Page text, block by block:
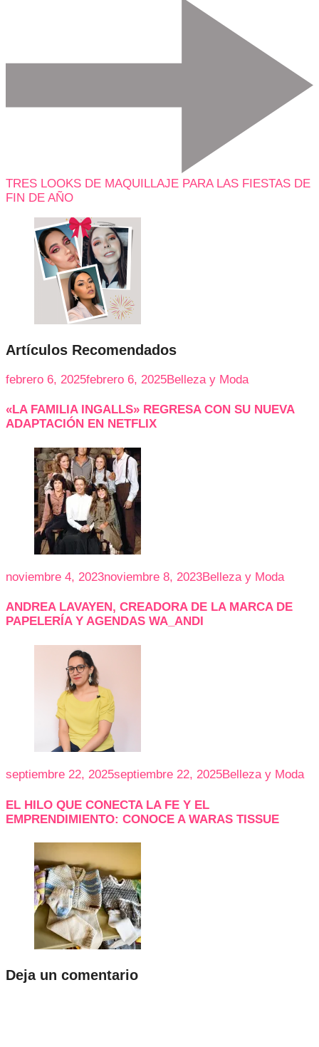
TRES LOOKS DE MAQUILLAJE PARA LAS FIESTAS DE
FIN DE AÑO
Artículos Recomendados
febrero 6, 2025febrero 6, 2025Belleza y Moda
«LA FAMILIA INGALLS» REGRESA CON SU NUEVA
ADAPTACIÓN EN NETFLIX
noviembre 4, 2023noviembre 8, 2023Belleza y Moda
ANDREA LAVAYEN, CREADORA DE LA MARCA DE
PAPELERÍA Y AGENDAS WA_ANDI
septiembre 22, 2025septiembre 22, 2025Belleza y Moda
EL HILO QUE CONECTA LA FE Y EL
EMPRENDIMIENTO: CONOCE A WARAS TISSUE
Deja un comentario